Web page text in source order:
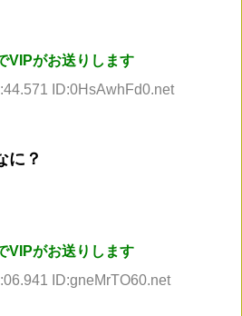
VIPがお送りします
ID:0HsAwhFd0.net
に？
VIPがお送りします
ID:gneMrTO60.net